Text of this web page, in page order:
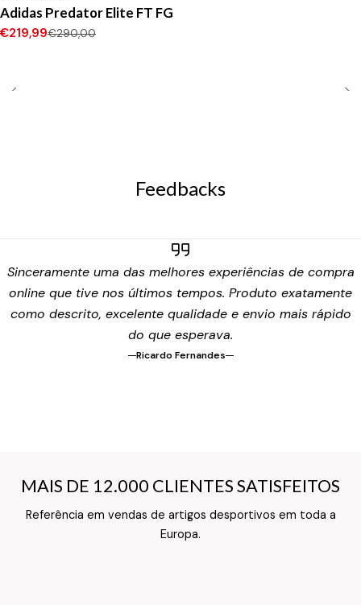
Novo
Adidas Predator Elite FT FG
€219,99€290,00
Feedbacks
Sinceramente uma das melhores experiências de compra
online que tive nos últimos tempos. Produto exatamente
como descrito, excelente qualidade e envio mais rápido
do que esperava.
Ricardo Fernandes
MAIS DE 12.000 CLIENTES SATISFEITOS
Referência em vendas de artigos desportivos em toda a
Europa.
MAIS DE 12.000 CLIENTES SATISFEITOS
Texto do Verso do Cartão de Informação